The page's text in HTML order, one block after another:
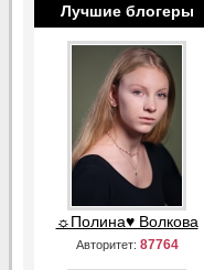
Лучшие блогеры
☼Полина♥ Волкова
Авторитет: 87764